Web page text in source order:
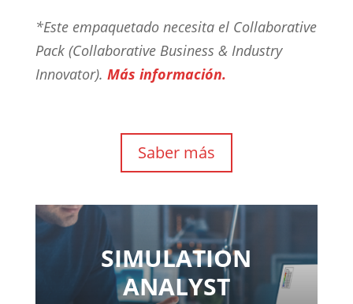
*Este empaquetado necesita el Collaborative
Pack (Collaborative Business & Industry
Innovator). Más información.
Saber más
SIMULATION
ANALYST